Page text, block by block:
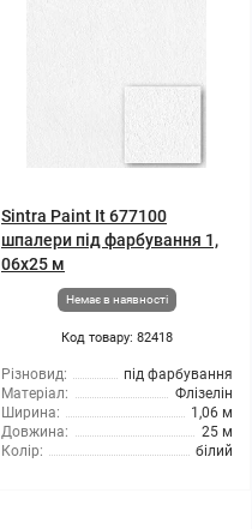
Sintra Paint It 677100
шпалери під фарбування 1,
06x25 м
Немає в наявності
Код товару: 82418
Різновид:
під фарбування
Матеріал:
Флізелін
Ширина:
1,06 м
Довжина:
25 м
Колір:
білий